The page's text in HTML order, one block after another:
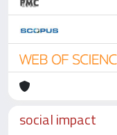
social impact